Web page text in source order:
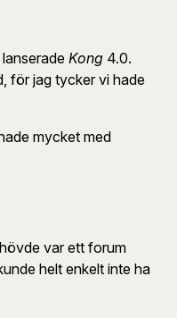
Kong 4.0.
för jag tycker vi hade
mycket med
var ett forum
helt enkelt inte ha